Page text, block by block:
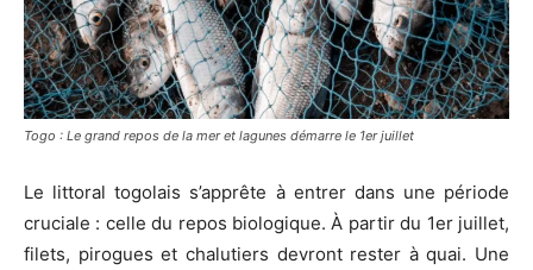
Togo : Le grand repos de la mer et lagunes démarre le 1er juillet
Le littoral togolais s’apprête à entrer dans une période
cruciale : celle du repos biologique. À partir du 1er juillet,
filets, pirogues et chalutiers devront rester à quai. Une